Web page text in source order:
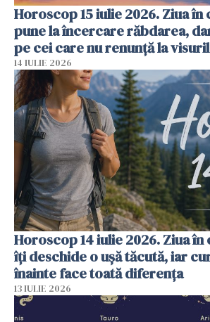
Horoscop 15 iulie 2026. Ziua
pune la încercare răbdarea,
pe cei care nu renunță la
14 IULIE 2026
Horoscop 14 iulie 2026. Ziua
îți deschide o ușă tăcută, iar
înainte face toată diferența
13 IULIE 2026